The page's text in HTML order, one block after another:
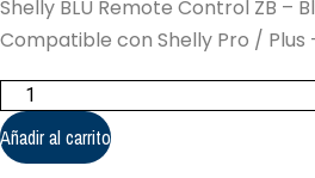
Shelly BLU Remote Control ZB –
Compatible con Shelly Pro /
Shelly
BLU
Remote
Control
ZB
Añadir al carrito